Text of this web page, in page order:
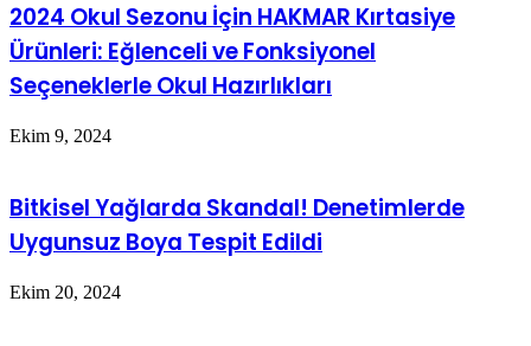
2024 Okul Sezonu İçin HAKMAR Kırtasiye
Ürünleri: Eğlenceli ve Fonksiyonel
Seçeneklerle Okul Hazırlıkları
Ekim 9, 2024
Bitkisel Yağlarda Skandal! Denetimlerde
Uygunsuz Boya Tespit Edildi
Ekim 20, 2024